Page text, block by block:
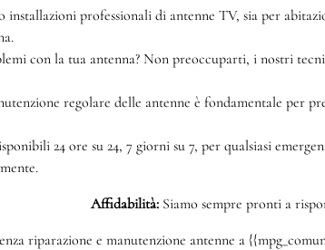
installazioni professionali di antenne TV, sia per
con la tua antenna? Non preoccuparti, i nostri
regolare delle antenne è fondamentale per
24 ore su 24, 7 giorni su 7, per qualsiasi
Affidabilità:Siamo sempre pronti a
riparazione e manutenzione antenne a